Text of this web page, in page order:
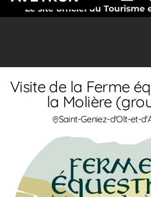
Le site officiel du Tourisme
Visite de la Ferme
la Molière
Saint-Geniez-d'Olt-et-